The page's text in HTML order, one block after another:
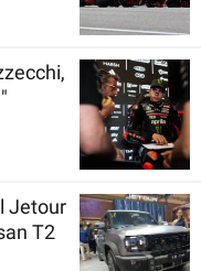
Jetour
T2